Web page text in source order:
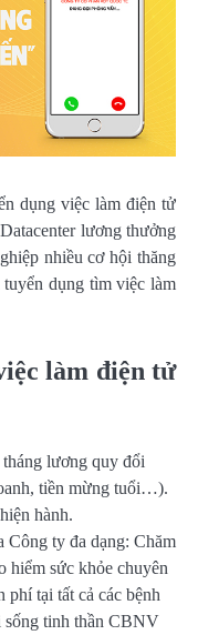
dụng việc làm điện tử
lương thưởng
nhiều cơ hội thăng
dụng tìm việc làm
làm điện tử
lương quy đổi
tiền mừng tuổi…).
hành.
Công ty đa dạng: Chăm
hiểm sức khỏe chuyên
phí tại tất cả các bệnh
sống tinh thần CBNV